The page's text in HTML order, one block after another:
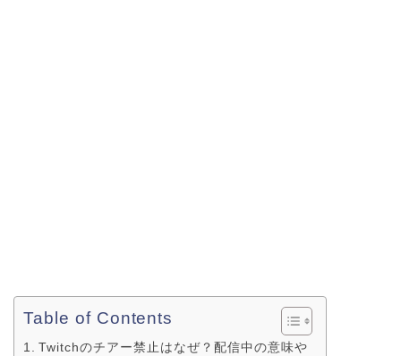
Table of Contents
Twitchのチアー禁止はなぜ？配信中の意味や